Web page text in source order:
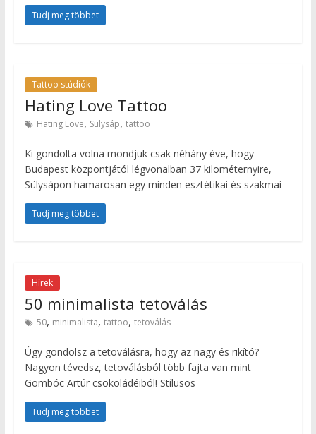
Tudj meg többet
Tattoo stúdiók
Hating Love Tattoo
Hating Love, Sülysáp, tattoo
Ki gondolta volna mondjuk csak néhány éve, hogy
Budapest központjától légvonalban 37 kilométernyire,
Sülysápon hamarosan egy minden esztétikai és szakmai
Tudj meg többet
Hírek
50 minimalista tetoválás
50, minimalista, tattoo, tetoválás
Úgy gondolsz a tetoválásra, hogy az nagy és rikító?
Nagyon tévedsz, tetoválásból több fajta van mint
Gombóc Artúr csokoládéiból! Stílusos
Tudj meg többet